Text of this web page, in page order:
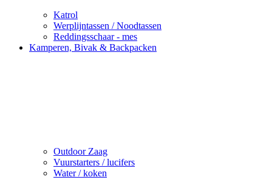
Katrol
Werplijntassen / Noodtassen
Reddingsschaar - mes
Kamperen, Bivak & Backpacken
Outdoor Zaag
Vuurstarters / lucifers
Water / koken